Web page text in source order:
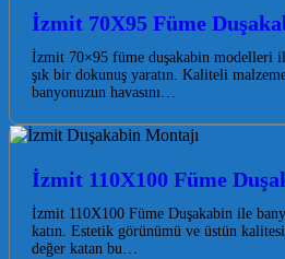
İzmit 70X95 Füme
İzmit 70×95 füme duşakabin modelleri
şık bir dokunuş yaratın. Kaliteli
banyonuzun havasını…
İzmit 110X100 Füme
İzmit 110X100 Füme Duşakabin ile
katın. Estetik görünümü ve üstün
değer katan bu…